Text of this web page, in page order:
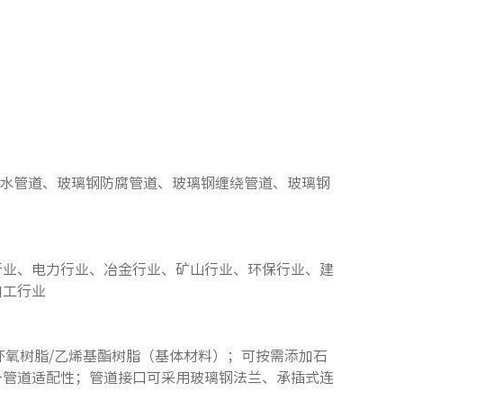
管道、玻璃钢防腐管道、玻璃钢缠绕管道、玻璃钢
、电力行业、冶金行业、矿山行业、环保行业、建
行业
树脂/乙烯基酯树脂（基体材料）；可按需添加石
道适配性；管道接口可采用玻璃钢法兰、承插式连